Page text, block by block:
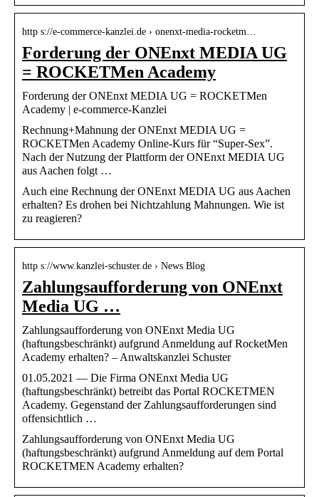
http s://e-commerce-kanzlei.de › onenxt-media-rocketm…
Forderung der ONEnxt MEDIA UG
= ROCKETMen Academy
Forderung der ONEnxt MEDIA UG = ROCKETMen
Academy | e-commerce-Kanzlei
Rechnung+Mahnung der ONEnxt MEDIA UG =
ROCKETMen Academy Online-Kurs für “Super-Sex”.
Nach der Nutzung der Plattform der ONEnxt MEDIA UG
aus Aachen folgt …
Auch eine Rechnung der ONEnxt MEDIA UG aus Aachen
erhalten? Es drohen bei Nichtzahlung Mahnungen. Wie ist
zu reagieren?
http s://www.kanzlei-schuster.de › News Blog
Zahlungsaufforderung von ONEnxt
Media UG …
Zahlungsaufforderung von ONEnxt Media UG
(haftungsbeschränkt) aufgrund Anmeldung auf RocketMen
Academy erhalten? – Anwaltskanzlei Schuster
01.05.2021 — Die Firma ONEnxt Media UG
(haftungsbeschränkt) betreibt das Portal ROCKETMEN
Academy. Gegenstand der Zahlungsaufforderungen sind
offensichtlich …
Zahlungsaufforderung von ONEnxt Media UG
(haftungsbeschränkt) aufgrund Anmeldung auf dem Portal
ROCKETMEN Academy erhalten?